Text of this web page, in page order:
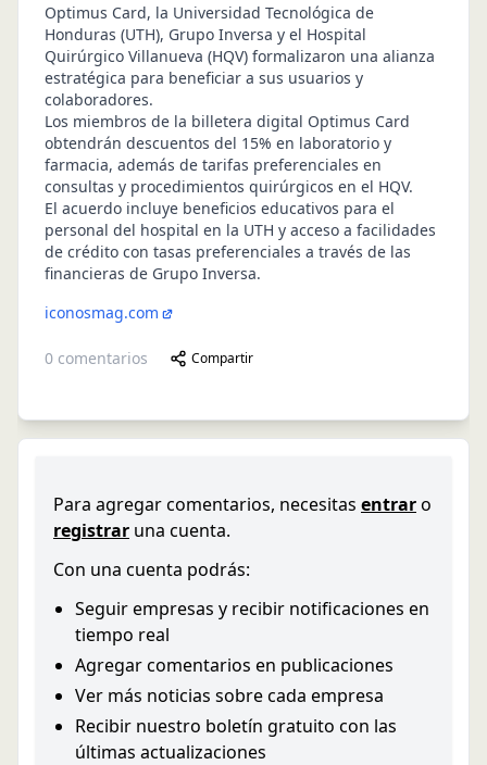
Optimus Card, la Universidad Tecnológica de
Honduras (UTH), Grupo Inversa y el Hospital
Quirúrgico Villanueva (HQV) formalizaron una alianza
estratégica para beneficiar a sus usuarios y
colaboradores.
Los miembros de la billetera digital Optimus Card
obtendrán descuentos del 15% en laboratorio y
farmacia, además de tarifas preferenciales en
consultas y procedimientos quirúrgicos en el HQV.
El acuerdo incluye beneficios educativos para el
personal del hospital en la UTH y acceso a facilidades
de crédito con tasas preferenciales a través de las
financieras de Grupo Inversa.
iconosmag.com
0 comentarios Compartir
Para agregar comentarios, necesitas entraro
registrar una cuenta.
Con una cuenta podrás:
Seguir empresas y recibir notificaciones en
tiempo real
Agregar comentarios en publicaciones
Ver más noticias sobre cada empresa
Recibir nuestro boletín gratuito con las
últimas actualizaciones